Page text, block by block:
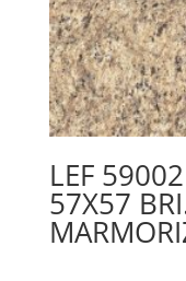
LEF
57X57